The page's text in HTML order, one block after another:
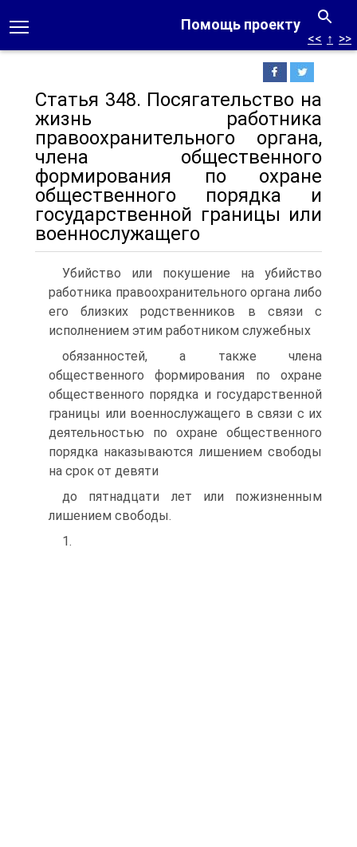
Помощь проекту
<< ↑ >>
Статья 348. Посягательство на
жизнь работника
правоохранительного органа,
члена общественного
формирования по охране
общественного порядка и
государственной границы или
военнослужащего
Убийство или покушение на убийство
работника правоохранительного органа либо
его близких родственников в связи с
исполнением этим работником служебных
обязанностей, а также члена
общественного формирования по охране
общественного порядка и государственной
границы или военнослужащего в связи с их
деятельностью по охране общественного
порядка наказываются лишением свободы
на срок от девяти
до пятнадцати лет или пожизненным
лишением свободы.
1.